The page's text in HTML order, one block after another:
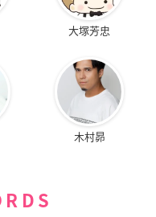
大塚芳忠
木村昴